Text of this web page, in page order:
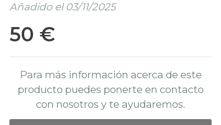
Añadido el 03/11/2025
50 €
Para más información acerca de este
producto puedes ponerte en contacto
con nosotros y te ayudaremos.